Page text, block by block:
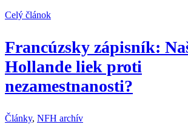
Celý článok
Francúzsky zápisník:
Hollande liek proti
nezamestnanosti?
Články, NFH archív